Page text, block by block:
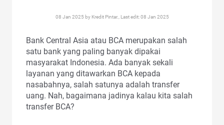
08 Jan 2025 by Kredit Pintar., Last edit: 08 Jan 2025
Bank Central Asia atau BCA merupakan salah
satu bank yang paling banyak dipakai
masyarakat Indonesia. Ada banyak sekali
layanan yang ditawarkan BCA kepada
nasabahnya, salah satunya adalah transfer
uang. Nah, bagaimana jadinya kalau kita salah
transfer BCA?